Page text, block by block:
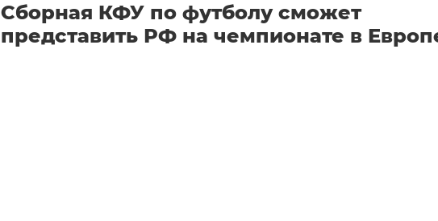
Сборная КФУ по футболу сможет
представить РФ на чемпионате в